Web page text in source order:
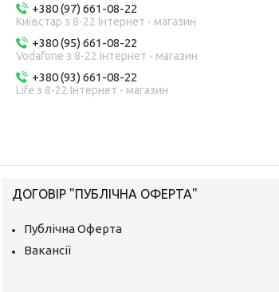
+380 (97) 661-08-22
Київстар з 8-22 Інтернет - магазин
+380 (95) 661-08-22
Vodafone з 8-22 Інтернет - магазин
+380 (93) 661-08-22
Life з 8-22 Інтернет - магазин
ДОГОВІР "ПУБЛІЧНА ОФЕРТА"
Публічна Оферта
Вакансії